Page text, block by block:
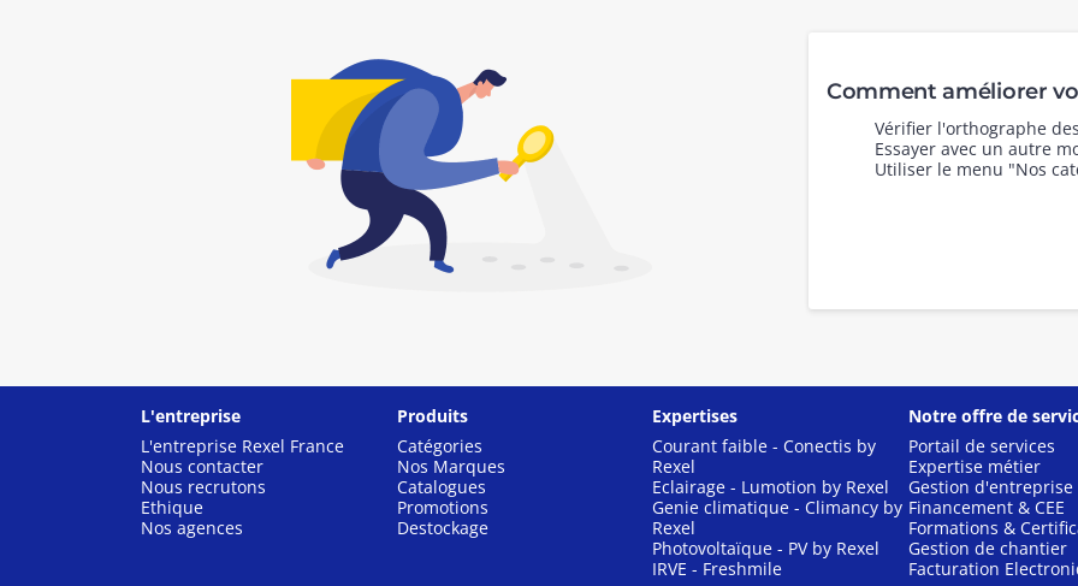
Comment améliorer
Vérifier l'orthographe
Essayer avec un autre
Utiliser le menu "Nos
L'entreprise
L'entreprise Rexel France
Nous contacter
Nous recrutons
Ethique
Nos agences
Produits
Catégories
Nos Marques
Catalogues
Promotions
Destockage
Expertises
Courant faible - Conectis by
Rexel
Eclairage - Lumotion by Rexel
Genie climatique - Climancy by
Rexel
Photovoltaïque - PV by Rexel
IRVE - Freshmile
Notre offre de
Portail de services
Expertise métier
Gestion d'entreprise
Financement & CEE
Formations &
Gestion de chantier
Facturation